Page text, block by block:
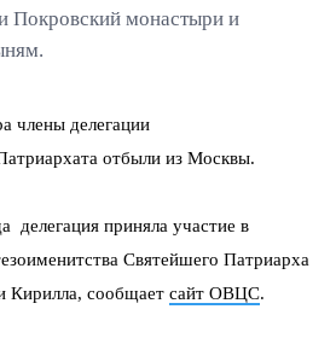
Покровский монастыри и
члены делегации
отбыли из Москвы.
делегация приняла участие в
Святейшего Патриарха
Кирилла, сообщает сайт ОВЦС.